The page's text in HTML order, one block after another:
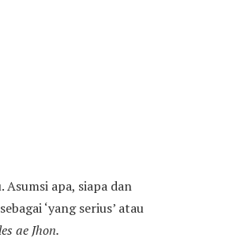
apa, siapa dan
‘yang serius’ atau
ae Jhon.